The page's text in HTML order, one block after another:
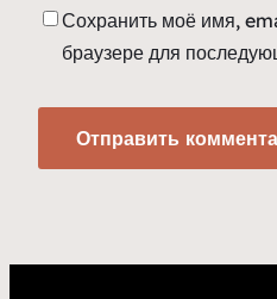
Сохранить моё имя,
браузере для